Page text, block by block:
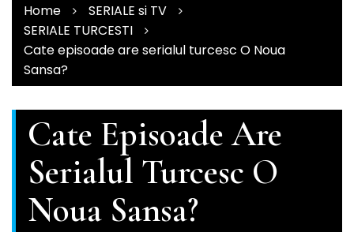
Home
SERIALE si TV
SERIALE TURCESTI
Cate episoade are serialul turcesc O Noua
Sansa?
Cate Episoade Are
Serialul Turcesc O
Noua Sansa?